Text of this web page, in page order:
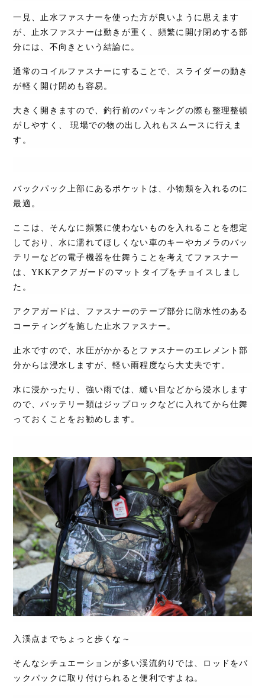
一見、止水ファスナーを使った方が良いように思えます
が、止水ファスナーは動きが重く、頻繁に開け閉めする部
分には、不向きという結論に。
通常のコイルファスナーにすることで、スライダーの動き
が軽く開け閉めも容易。
大きく開きますので、釣行前のパッキングの際も整理整頓
がしやすく、 現場での物の出し入れもスムースに行えま
す。
バックパック上部にあるポケットは、小物類を入れるのに
最適。
ここは、そんなに頻繁に使わないものを入れることを想定
しており、水に濡れてほしくない車のキーやカメラのバッ
テリーなどの電子機器を仕舞うことを考えてファスナー
は、 YKKアクアガードのマットタイプをチョイスしまし
た。
アクアガードは、ファスナーのテープ部分に防水性のある
コーティングを施した止水ファスナー。
止水ですので、水圧がかかるとファスナーのエレメント部
分からは浸水しますが、軽い雨程度なら大丈夫です。
水に浸かったり、強い雨では、縫い目などから浸水します
ので、バッテリー類はジップロックなどに入れてから仕舞
っておくことをお勧めします。
入渓点までちょっと歩くな～
そんなシチュエーションが多い渓流釣りでは、ロッドをバ
ックパックに取り付けられると便利ですよね。